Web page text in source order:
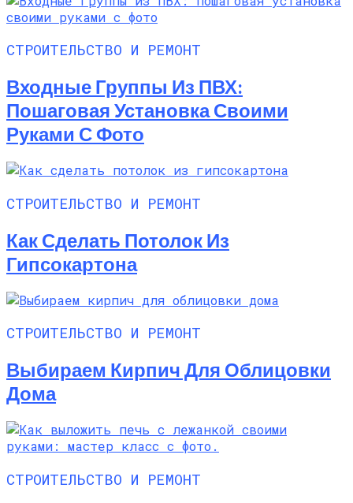
СТРОИТЕЛЬСТВО И РЕМОНТ
Входные Группы Из ПВХ:
Пошаговая Установка Своими
Руками С Фото
СТРОИТЕЛЬСТВО И РЕМОНТ
Как Сделать Потолок Из
Гипсокартона
СТРОИТЕЛЬСТВО И РЕМОНТ
Выбираем Кирпич Для Облицовки
Дома
СТРОИТЕЛЬСТВО И РЕМОНТ